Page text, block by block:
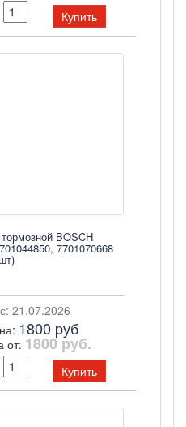
Купить
BOSCH
7701070668
21.07.2026
1800 pуб
от: 1800 руб.
Купить